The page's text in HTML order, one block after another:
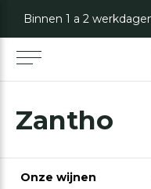
Zantho
Onze wijnen